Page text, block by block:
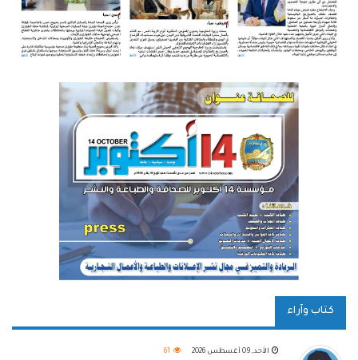
كتاب وآراء
الأحد, 09 أغسطس 2026 61